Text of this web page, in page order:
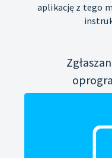
aplikację z tego